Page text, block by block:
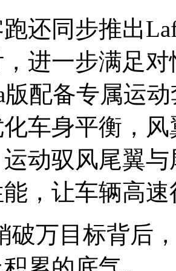
还同步推出
进一步满足
版配备专属运
车身平衡，
动驭风尾翼
，让车辆高
破万目标背后